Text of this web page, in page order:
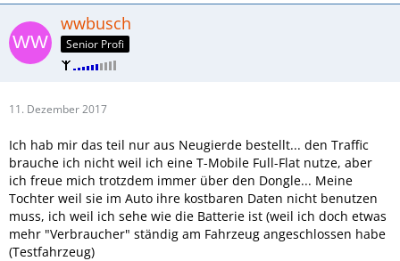
wwbusch
Senior Profi
11. Dezember 2017
Ich hab mir das teil nur aus Neugierde bestellt... den Traffic
brauche ich nicht weil ich eine T-Mobile Full-Flat nutze, aber
ich freue mich trotzdem immer über den Dongle... Meine
Tochter weil sie im Auto ihre kostbaren Daten nicht benutzen
muss, ich weil ich sehe wie die Batterie ist (weil ich doch etwas
mehr "Verbraucher" ständig am Fahrzeug angeschlossen habe
(Testfahrzeug)